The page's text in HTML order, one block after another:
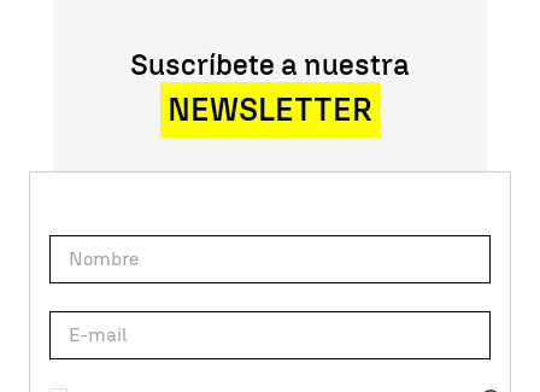
Suscríbete a nuestra
NEWSLETTER